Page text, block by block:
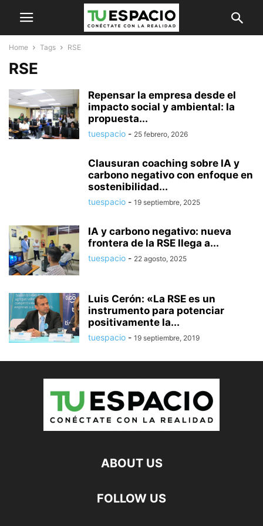
Home Tags RSE
RSE
Repensar la empresa desde el
impacto social y ambiental: la
propuesta...
tuespacio - 25 febrero, 2026
Clausuran coaching sobre IA y
carbono negativo con enfoque en
sostenibilidad...
tuespacio - 19 septiembre, 2025
IA y carbono negativo: nueva
frontera de la RSE llega a...
tuespacio - 22 agosto, 2025
Luis Cerón: «La RSE es un
instrumento para potenciar
positivamente la...
tuespacio - 19 septiembre, 2019
ABOUT US
FOLLOW US